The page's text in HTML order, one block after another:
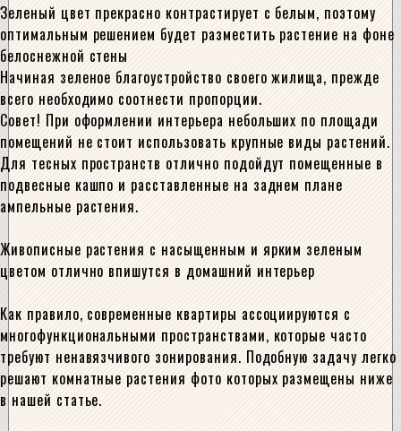
Зеленый цвет прекрасно контрастирует с белым, поэтому
оптимальным решением будет разместить растение на фоне
белоснежной стены
Начиная зеленое благоустройство своего жилища, прежде
всего необходимо соотнести пропорции.
Совет! При оформлении интерьера небольших по площади
помещений не стоит использовать крупные виды растений.
Для тесных пространств отлично подойдут помещенные в
подвесные кашпо и расставленные на заднем плане
ампельные растения.
Живописные растения с насыщенным и ярким зеленым
цветом отлично впишутся в домашний интерьер
Как правило, современные квартиры ассоциируются с
многофункциональными пространствами, которые часто
требуют ненавязчивого зонирования. Подобную задачу легко
решают комнатные растения фото которых размещены ниже
в нашей статье.